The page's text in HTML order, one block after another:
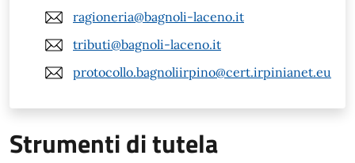
ragioneria@bagnoli-laceno.it
tributi@bagnoli-laceno.it
protocollo.bagnoliirpino@cert.irpinianet.eu
Strumenti di tutela